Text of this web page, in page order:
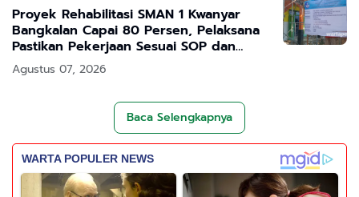
Proyek Rehabilitasi SMAN 1 Kwanyar
Bangkalan Capai 80 Persen, Pelaksana
Pastikan Pekerjaan Sesuai SOP dan
Transparan
Agustus 07, 2026
Baca Selengkapnya